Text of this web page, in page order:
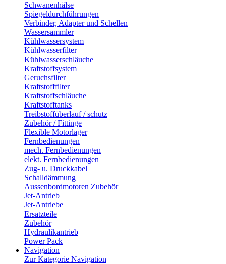
Schwanenhälse
Spiegeldurchführungen
Verbinder, Adapter und Schellen
Wassersammler
Kühlwassersystem
Kühlwasserfilter
Kühlwasserschläuche
Kraftstoffsystem
Geruchsfilter
Kraftstofffilter
Kraftstoffschläuche
Kraftstofftanks
Treibstoffüberlauf / schutz
Zubehör / Fittinge
Flexible Motorlager
Fernbedienungen
mech. Fernbedienungen
elekt. Fernbedienungen
Zug- u. Druckkabel
Schalldämmung
Aussenbordmotoren Zubehör
Jet-Antrieb
Jet-Antriebe
Ersatzteile
Zubehör
Hydraulikantrieb
Power Pack
Navigation
Zur Kategorie Navigation